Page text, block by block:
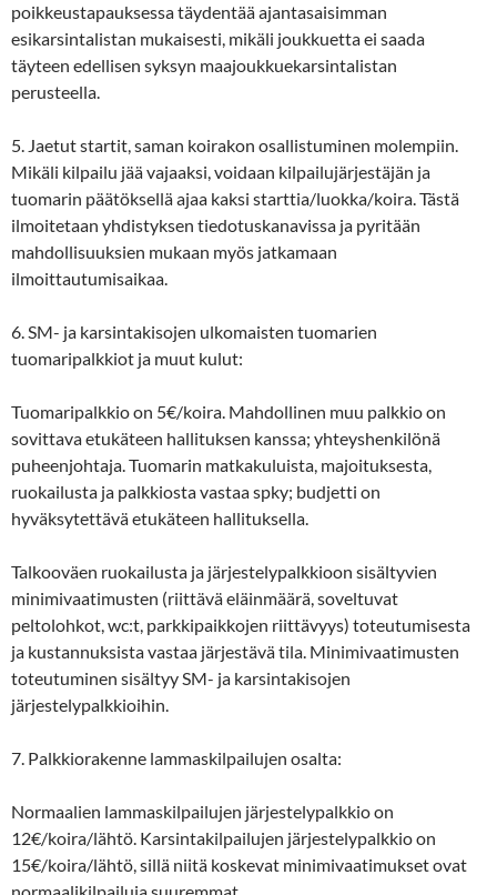
poikkeustapauksessa täydentää ajantasaisimman
esikarsintalistan mukaisesti, mikäli joukkuetta ei saada
täyteen edellisen syksyn maajoukkuekarsintalistan
perusteella.
5. Jaetut startit, saman koirakon osallistuminen molempiin.
Mikäli kilpailu jää vajaaksi, voidaan kilpailujärjestäjän ja
tuomarin päätöksellä ajaa kaksi starttia/luokka/koira. Tästä
ilmoitetaan yhdistyksen tiedotuskanavissa ja pyritään
mahdollisuuksien mukaan myös jatkamaan
ilmoittautumisaikaa.
6. SM- ja karsintakisojen ulkomaisten tuomarien
tuomaripalkkiot ja muut kulut:
Tuomaripalkkio on 5€/koira. Mahdollinen muu palkkio on
sovittava etukäteen hallituksen kanssa; yhteyshenkilönä
puheenjohtaja. Tuomarin matkakuluista, majoituksesta,
ruokailusta ja palkkiosta vastaa spky; budjetti on
hyväksytettävä etukäteen hallituksella.
Talkooväen ruokailusta ja järjestelypalkkioon sisältyvien
minimivaatimusten (riittävä eläinmäärä, soveltuvat
peltolohkot, wc:t, parkkipaikkojen riittävyys) toteutumisesta
ja kustannuksista vastaa järjestävä tila. Minimivaatimusten
toteutuminen sisältyy SM- ja karsintakisojen
järjestelypalkkioihin.
7. Palkkiorakenne lammaskilpailujen osalta:
Normaalien lammaskilpailujen järjestelypalkkio on
12€/koira/lähtö. Karsintakilpailujen järjestelypalkkio on
15€/koira/lähtö, sillä niitä koskevat minimivaatimukset ovat